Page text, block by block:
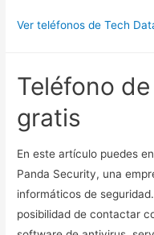
Ver teléfonos de Tech
Teléfono
gratis
En este artículo puedes
Panda Security, una
informáticos de
posibilidad de contactar